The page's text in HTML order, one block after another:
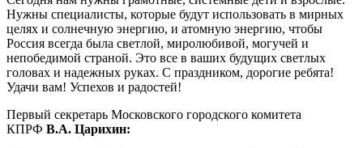
Нужны специалисты, которые будут использовать в мирных
целях и солнечную энергию, и атомную энергию, чтобы
Россия всегда была светлой, миролюбивой, могучей и
непобедимой страной. Это все в ваших будущих светлых
головах и надежных руках. С праздником, дорогие ребята!
Удачи вам! Успехов и радостей!
Первый секретарь Московского городского комитета
КПРФ В.А. Царихин: